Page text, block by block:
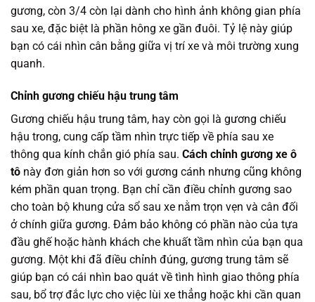
gương, còn 3/4 còn lại dành cho hình ảnh không gian phía
sau xe, đặc biệt là phần hông xe gần đuôi. Tỷ lệ này giúp
bạn có cái nhìn cân bằng giữa vị trí xe và môi trường xung
quanh.
Chỉnh gương chiếu hậu trung tâm
Gương chiếu hậu trung tâm, hay còn gọi là gương chiếu
hậu trong, cung cấp tầm nhìn trực tiếp về phía sau xe
thông qua kính chắn gió phía sau. Cách chỉnh gương xe ô
tô này đơn giản hơn so với gương cánh nhưng cũng không
kém phần quan trọng. Bạn chỉ cần điều chỉnh gương sao
cho toàn bộ khung cửa sổ sau xe nằm trọn vẹn và cân đối
ở chính giữa gương. Đảm bảo không có phần nào của tựa
đầu ghế hoặc hành khách che khuất tầm nhìn của bạn qua
gương. Một khi đã điều chỉnh đúng, gương trung tâm sẽ
giúp bạn có cái nhìn bao quát về tình hình giao thông phía
sau, bổ trợ đắc lực cho việc lùi xe thẳng hoặc khi cần quan